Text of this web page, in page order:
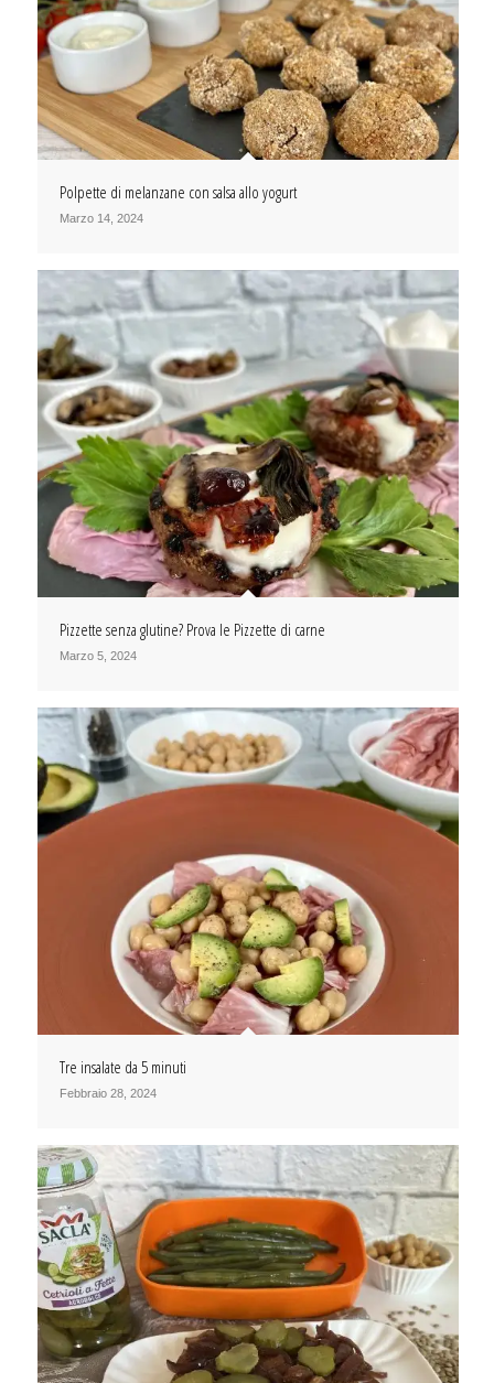
Polpette di melanzane con salsa allo yogurt
Marzo 14, 2024
Pizzette senza glutine? Prova le Pizzette di carne
Marzo 5, 2024
Tre insalate da 5 minuti
Febbraio 28, 2024